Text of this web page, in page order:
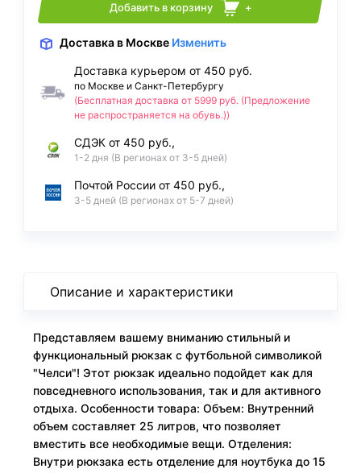
Добавить в корзину +
Доставка в Москве Изменить
Доставка курьером от 450 руб.
по Москве и Санкт-Петербургу
(Бесплатная доставка от 5999 руб. (Предложение
не распространяется на обувь.))
СДЭК от 450 руб.,
1-2 дня (В регионах от 3-5 дней)
Почтой России от 450 руб.,
3-5 дней (В регионах от 5-7 дней)
Описание и характеристики
Представляем вашему вниманию стильный и
функциональный рюкзак с футбольной символикой
"Челси"! Этот рюкзак идеально подойдет как для
повседневного использования, так и для активного
отдыха. Особенности товара: Объем: Внутренний
объем составляет 25 литров, что позволяет
вместить все необходимые вещи. Отделения:
Внутри рюкзака есть отделение для ноутбука до 15